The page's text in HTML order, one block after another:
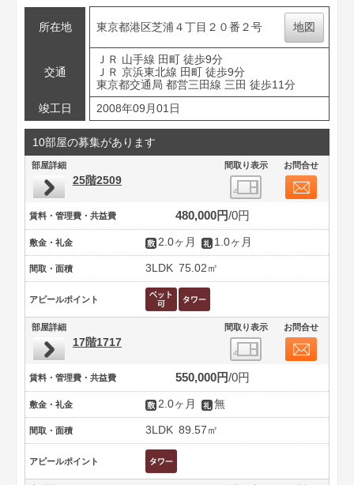
所在地 東京都港区芝浦４丁目２０番２号 地図
交通
ＪＲ 山手線 田町 徒歩9分
ＪＲ 京浜東北線 田町 徒歩9分
東京都交通局 都営三田線 三田 徒歩11分
竣工日
2008年09月01日
10部屋の募集があります
部屋詳細 間取り表示 お問合せ
25階2509
賃料・管理費・共益費 480,000円 0円
敷金・礼金 2.0ヶ月 1.0ヶ月
間取・面積 3LDK 75.02㎡
アピールポイント
部屋詳細 間取り表示 お問合せ
17階1717
賃料・管理費・共益費 550,000円 0円
敷金・礼金 2.0ヶ月 無
間取・面積 3LDK 89.57㎡
アピールポイント